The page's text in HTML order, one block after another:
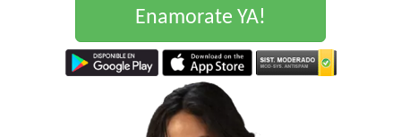
Enamorate YA!